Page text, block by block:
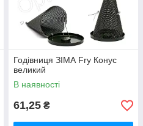
Годівниця ЗІМА Fry Конус
великий
В наявності
61,25 ₴